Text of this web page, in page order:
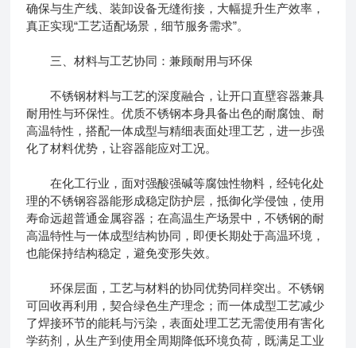
确保与生产线、装卸设备无缝衔接，大幅提升生产效率，
真正实现“工艺适配场景，细节服务需求”。
三、材料与工艺协同：兼顾耐用与环保
不锈钢材料与工艺的深度融合，让开口直壁容器兼具
耐用性与环保性。优质不锈钢本身具备出色的耐腐蚀、耐
高温特性，搭配一体成型与精细表面处理工艺，进一步强
化了材料优势，让容器能应对工况。
在化工行业，面对强酸强碱等腐蚀性物料，经钝化处
理的不锈钢容器能形成稳定防护层，抵御化学侵蚀，使用
寿命远超普通金属容器；在高温生产场景中，不锈钢的耐
高温特性与一体成型结构协同，即便长期处于高温环境，
也能保持结构稳定，避免变形失效。
环保层面，工艺与材料的协同优势同样突出。不锈钢
可回收再利用，契合绿色生产理念；而一体成型工艺减少
了焊接环节的能耗与污染，表面处理工艺无需使用有害化
学药剂，从生产到使用全周期降低环境负荷，既满足工业